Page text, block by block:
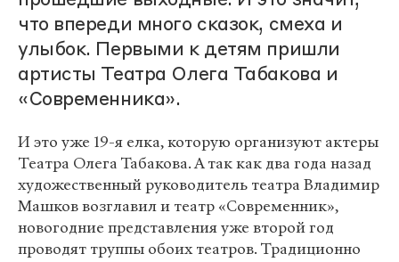
что впереди много сказок, смеха и
улыбок. Первыми к детям пришли
артисты Театра Олега Табакова и
«Современника».
И это уже 19-я елка, которую организуют актеры
Театра Олега Табакова. А так как два года назад
художественный руководитель театра Владимир
Машков возглавил и театр «Современник»,
новогодние представления уже второй год
проводят труппы обоих театров. Традиционно